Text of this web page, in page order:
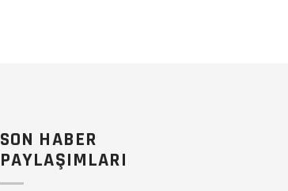
SON HABER
PAYLAŞIMLARI